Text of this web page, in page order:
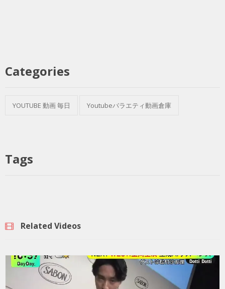
Categories
YOUTUBE 動画 毎日 Youtubeバラエティ動画倉庫
Tags
Related Videos